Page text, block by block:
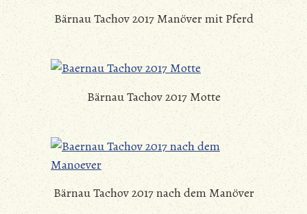
Bärnau Tachov 2017 Manöver mit Pferd
Bärnau Tachov 2017 Motte
Bärnau Tachov 2017 nach dem Manöver